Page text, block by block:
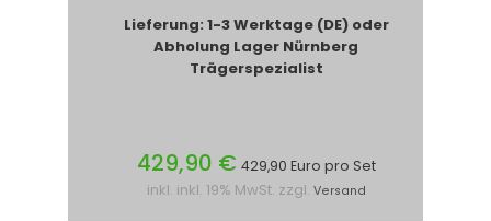
Lieferung: 1-3 Werktage (DE) oder
Abholung Lager Nürnberg
Trägerspezialist
429,90 € 429,90 Euro pro Set
inkl. inkl. 19% MwSt. zzgl. Versand